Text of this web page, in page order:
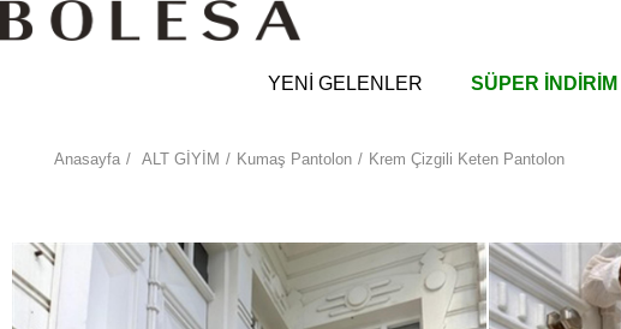
YENİ GELENLER SÜPER İNDİRİM
Anasayfa ALT GİYİM Kumaş Pantolon Krem Çizgili Keten Pantolon